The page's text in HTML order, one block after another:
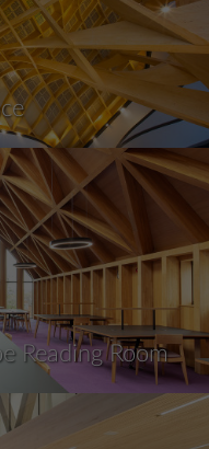
Reading Room